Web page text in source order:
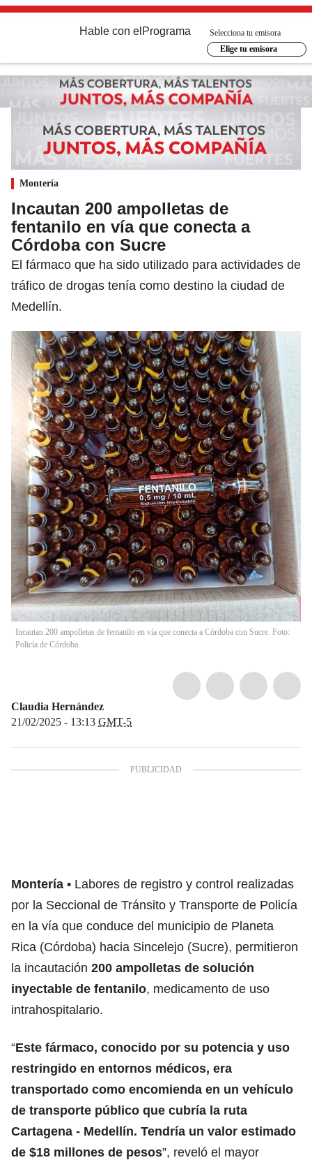
Hable con el Programa
Selecciona tu emisora
Elige tu emisora
Montería
Incautan 200 ampolletas de
fentanilo en vía que conecta a
Córdoba con Sucre
El fármaco que ha sido utilizado para actividades de
tráfico de drogas tenía como destino la ciudad de
Medellín.
Incautan 200 ampolletas de fentanilo en vía que conecta a Córdoba con Sucre. Foto:
Policía de Córdoba.
Claudia Hernández
21/02/2025 - 13:13 GMT-5
Montería
Labores de registro y control realizadas
por la Seccional de Tránsito y Transporte de Policía
en la vía que conduce del municipio de Planeta
Rica (Córdoba) hacia Sincelejo (Sucre), permitieron
la incautación 200 ampolletas de solución
inyectable de fentanilo, medicamento de uso
intrahospitalario.
“Este fármaco, conocido por su potencia y uso
restringido en entornos médicos, era
transportado como encomienda en un vehículo
de transporte público que cubría la ruta
Cartagena - Medellín. Tendría un valor estimado
de $18 millones de pesos”, reveló el mayor